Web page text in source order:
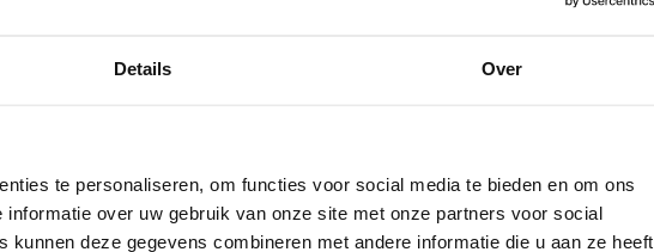
Details Over
te personaliseren, om functies voor social media te bieden en om ons
over uw gebruik van onze site met onze partners voor social
kunnen deze gegevens combineren met andere informatie die u aan ze heeft
快速
和兽
改
饲
听他
、最